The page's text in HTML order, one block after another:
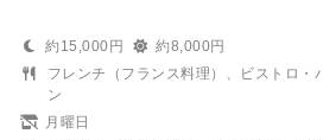
約15,000円
約8,000円
フレンチ（フランス料理）、ビストロ・
ン
月曜日